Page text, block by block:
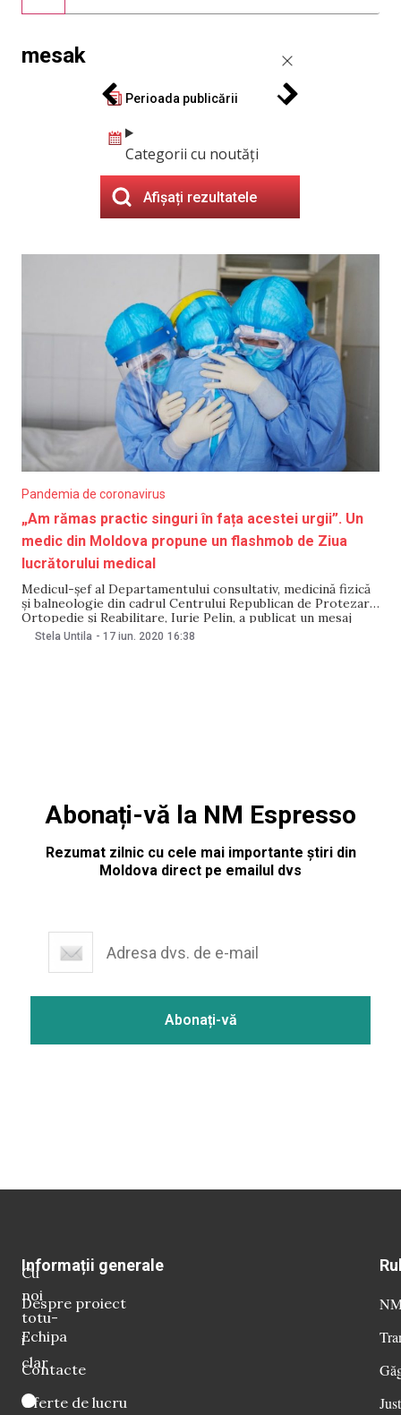
mesak
Perioada publicării
Categorii cu noutăți
Afișați rezultatele
Pandemia de coronavirus
„Am rămas practic singuri în fața acestei urgii”. Un
medic din Moldova propune un flashmob de Ziua
lucrătorului medical
Medicul-șef al Departamentului consultativ, medicină fizică
și balneologie din cadrul Centrului Republican de Protezare,
Ortopedie și Reabilitare, Iurie Pelin, a publicat un mesaj
emoționant pentru colegii săi de breaslă, în contextul Zilei
Stela Untila - 17 iun. 2020 16:38
Abonați-vă la NM Espresso
Rezumat zilnic cu cele mai importante știri din
Moldova direct pe emailul dvs
Cu
noi
totu-
i
clar
Informații generale
Despre proiect
Echipa
Contacte
Oferte de lucru